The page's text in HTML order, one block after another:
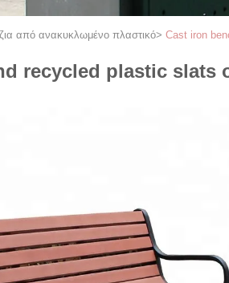
από ανακυκλωμένο πλαστικό> Cast iron
recycled plastic